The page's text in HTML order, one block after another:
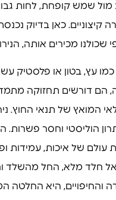
מול שמש קופחת, לחות
קיצוניים. כאן בדיוק
שכולנו מכירים אותה,
עץ, בטון או פלסטיק
הם דורשים תחזוקה
המואץ של תנאי החוץ.
הוליסטי וחסר פשרות.
של איכות, עמידות
חלד מלא, החל מהשלד
והחיפויים, היא החלטה